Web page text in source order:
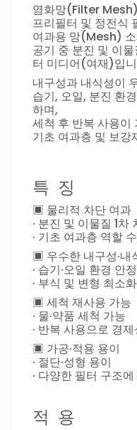
염화망(Filter
프리필터 및 정전식
여과용 망(Mesh)
공기 중 분진 및 이
터 미디어(여재)입
내구성과 내식성이
습기, 오일, 분진 환
하며,
세척 후 반복 사용이
기초 여과층 및 보강
특 징
▣ 물리적 차단 여과
· 분진 및 이물질 1차
· 기초 여과층 역할
▣ 우수한 내구성·내
· 습기·오일 환경 안
· 부식 및 변형 최소화
▣ 세척 재사용 가능
· 물·약품 세척 가능
· 반복 사용으로 경
▣ 가공·적용 용이
· 절단·성형 용이
· 다양한 필터 구조
적 용